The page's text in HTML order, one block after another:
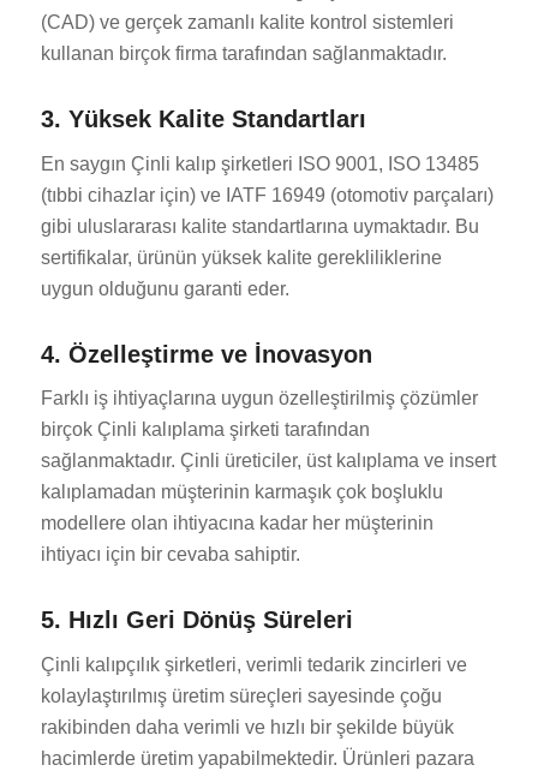
(CAD) ve gerçek zamanlı kalite kontrol sistemleri
kullanan birçok firma tarafından sağlanmaktadır.
3. Yüksek Kalite Standartları
En saygın Çinli kalıp şirketleri ISO 9001, ISO 13485
(tıbbi cihazlar için) ve IATF 16949 (otomotiv parçaları)
gibi uluslararası kalite standartlarına uymaktadır. Bu
sertifikalar, ürünün yüksek kalite gerekliliklerine
uygun olduğunu garanti eder.
4. Özelleştirme ve İnovasyon
Farklı iş ihtiyaçlarına uygun özelleştirilmiş çözümler
birçok Çinli kalıplama şirketi tarafından
sağlanmaktadır. Çinli üreticiler, üst kalıplama ve insert
kalıplamadan müşterinin karmaşık çok boşluklu
modellere olan ihtiyacına kadar her müşterinin
ihtiyacı için bir cevaba sahiptir.
5. Hızlı Geri Dönüş Süreleri
Çinli kalıpçılık şirketleri, verimli tedarik zincirleri ve
kolaylaştırılmış üretim süreçleri sayesinde çoğu
rakibinden daha verimli ve hızlı bir şekilde büyük
hacimlerde üretim yapabilmektedir. Ürünleri pazara